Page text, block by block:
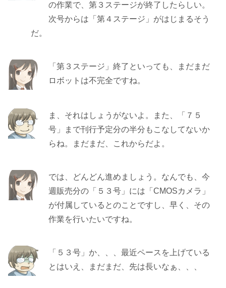
の作業で、第３ステージが終了したらしい。
次号からは「第４ステージ」がはじまるそう
だ。
「第３ステージ」終了といっても、まだまだ
ロボットは不完全ですね。
ま、それはしょうがないよ。また、「７５
号」まで刊行予定分の半分もこなしてないか
らね。まだまだ、これからだよ。
では、どんどん進めましょう。なんでも、今
週販売分の「５３号」には「CMOSカメラ」
が付属しているとのことですし、早く、その
作業を行いたいですね。
「５３号」か、、、最近ペースを上げている
とはいえ、まだまだ、先は長いなぁ、、、